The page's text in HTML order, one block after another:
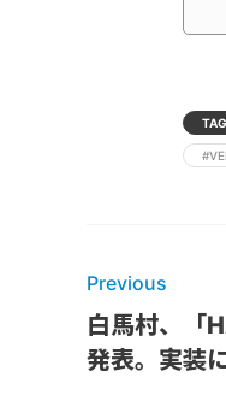
Previous
白馬村、「
発表。実装